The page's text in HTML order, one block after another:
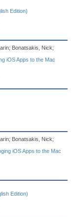
Edition)
Bonatsakis, Nick;
iOS Apps to the Mac
Bonatsakis, Nick;
iOS Apps to the Mac
Edition)